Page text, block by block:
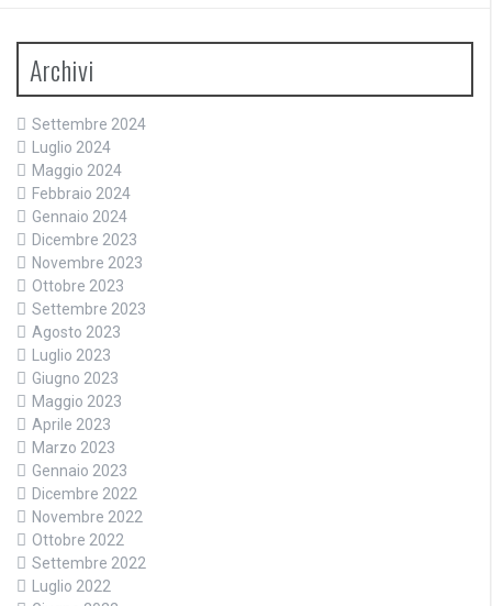
Archivi
Settembre 2024
Luglio 2024
Maggio 2024
Febbraio 2024
Gennaio 2024
Dicembre 2023
Novembre 2023
Ottobre 2023
Settembre 2023
Agosto 2023
Luglio 2023
Giugno 2023
Maggio 2023
Aprile 2023
Marzo 2023
Gennaio 2023
Dicembre 2022
Novembre 2022
Ottobre 2022
Settembre 2022
Luglio 2022